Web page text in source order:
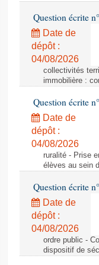
Question écrite
Date de
dépôt :
04/08/2026
collectivités
immobilière :
Question écrite
Date de
dépôt :
04/08/2026
ruralité - Prise
élèves au sein
Question écrite
Date de
dépôt :
04/08/2026
ordre public -
dispositif de